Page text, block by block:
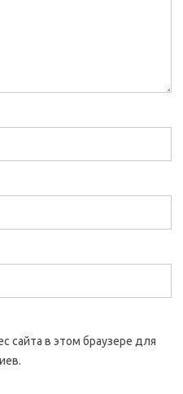
сайта в этом браузере для